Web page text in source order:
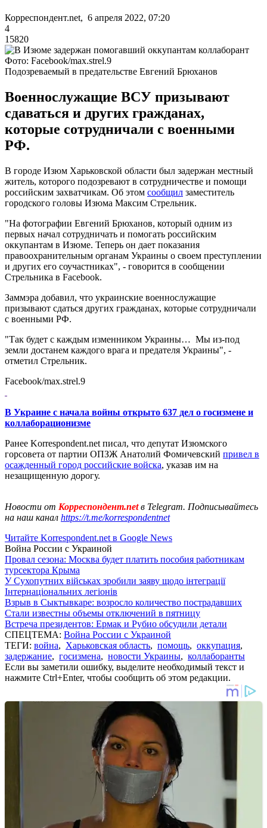
Корреспондент.net, 6 апреля 2022, 07:20
4
15820
Фото: Facebook/max.strel.9
Подозреваемый в предательстве Евгений Брюханов
Военнослужащие ВСУ призывают
сдаваться и других гражданах,
которые сотрудничали с военными
РФ.
В городе Изюм Харьковской области был задержан местный
житель, которого подозревают в сотрудничестве и помощи
российским захватчикам. Об этом сообщил заместитель
городского головы Изюма Максим Стрельник.
"На фотографии Евгений Брюханов, который одним из
первых начал сотрудничать и помогать российским
оккупантам в Изюме. Теперь он дает показания
правоохранительным органам Украины о своем преступлении
и других его соучастниках", - говорится в сообщении
Стрельника в Facebook.
Заммэра добавил, что украинские военнослужащие
призывают сдаться других гражданах, которые сотрудничали
с военными РФ.
"Так будет с каждым изменником Украины… Мы из-под
земли достанем каждого врага и предателя Украины", -
отметил Стрельник.
Facebook/max.strel.9
В Украине с начала войны открыто 637 дел о госизмене и
коллаборационизме
Ранее Korrespondent.net писал, что депутат Изюмского
горсовета от партии ОПЗЖ Анатолий Фомичевский привел в
осажденный город российские войска, указав им на
незащищенную дорогу.
Новости от Корреспондент.netв Telegram. Подписывайтесь
на наш канал https://t.me/korrespondentnet
Читайте Korrespondent.net в Google News
Война России с Украиной
Провал сезона: Москва будет платить пособия работникам
турсектора Крыма
У Сухопутних військах зробили заяву щодо інтеграції
Інтернаціональних легіонів
Взрыв в Сыктывкаре: возросло количество пострадавших
Стали известны объемы отключений в пятницу
Встреча президентов: Ермак и Рубио обсудили детали
СПЕЦТЕМА: Война России с Украиной
ТЕГИ: война, Харьковская область, помощь, оккупация,
задержание, госизмена, новости Украины, коллаборанты
Если вы заметили ошибку, выделите необходимый текст и
нажмите Ctrl+Enter, чтобы сообщить об этом редакции.